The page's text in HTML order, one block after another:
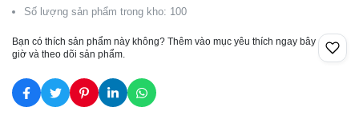
Số lượng sản phẩm trong kho: 100
Bạn có thích sản phẩm này không? Thêm vào mục yêu thích ngay bây
giờ và theo dõi sản phẩm.